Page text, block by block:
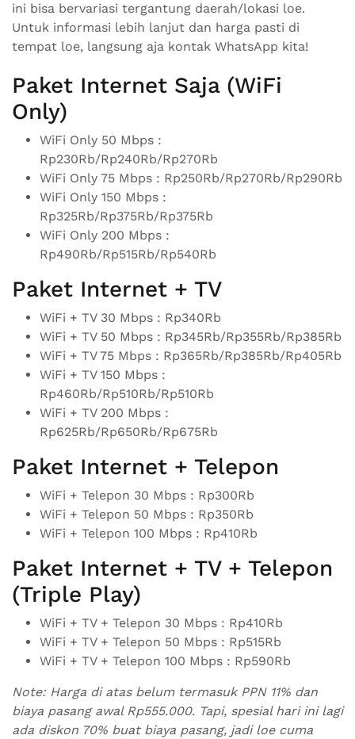
ini bisa bervariasi tergantung daerah/lokasi loe.
Untuk informasi lebih lanjut dan harga pasti di
tempat loe, langsung aja kontak WhatsApp kita!
Paket Internet Saja (WiFi
Only)
WiFi Only 50 Mbps :
Rp230Rb/Rp240Rb/Rp270Rb
WiFi Only 75 Mbps : Rp250Rb/Rp270Rb/Rp290Rb
WiFi Only 150 Mbps :
Rp325Rb/Rp375Rb/Rp375Rb
WiFi Only 200 Mbps :
Rp490Rb/Rp515Rb/Rp540Rb
Paket Internet + TV
WiFi + TV 30 Mbps : Rp340Rb
WiFi + TV 50 Mbps : Rp345Rb/Rp355Rb/Rp385Rb
WiFi + TV 75 Mbps : Rp365Rb/Rp385Rb/Rp405Rb
WiFi + TV 150 Mbps :
Rp460Rb/Rp510Rb/Rp510Rb
WiFi + TV 200 Mbps :
Rp625Rb/Rp650Rb/Rp675Rb
Paket Internet + Telepon
WiFi + Telepon 30 Mbps : Rp300Rb
WiFi + Telepon 50 Mbps : Rp350Rb
WiFi + Telepon 100 Mbps : Rp410Rb
Paket Internet + TV + Telepon
(Triple Play)
WiFi + TV + Telepon 30 Mbps : Rp410Rb
WiFi + TV + Telepon 50 Mbps : Rp515Rb
WiFi + TV + Telepon 100 Mbps : Rp590Rb
Note: Harga di atas belum termasuk PPN 11% dan
biaya pasang awal Rp555.000. Tapi, spesial hari ini lagi
ada diskon 70% buat biaya pasang, jadi loe cuma